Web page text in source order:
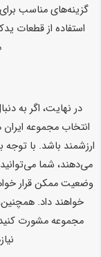
گزینه‌های مناسب
استفاده از قطعات
انتخاب مجموعه
ارزشمند باشد. با
می‌دهند، شما
وضعیت ممکن قرار
خواهند داد.
مجموعه مشورت کنید